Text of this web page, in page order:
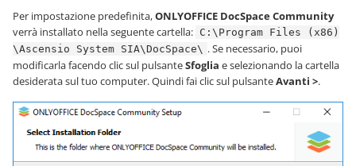
Per impostazione predefinita,ONLYOFFICE DocSpace Community
verrà installato nella seguente cartella: C:\Program Files (x86)
\Ascensio System SIA\DocSpace\ . Se necessario, puoi
modificarla facendo clic sul pulsanteSfoglia e selezionando la cartella
desiderata sul tuo computer. Quindi fai clic sul pulsanteAvanti >.